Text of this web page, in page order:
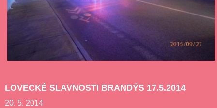
LOVECKÉ SLAVNOSTI BRANDÝS 17.5.2014
20. 5. 2014